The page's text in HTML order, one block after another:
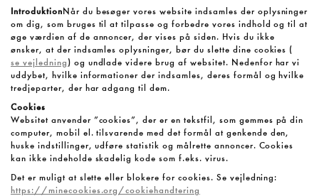
IntroduktionNår du besøger vores website indsamles der oplysninger
om dig, som bruges til at tilpasse og forbedre vores indhold og til at
øge værdien af de annoncer, der vises på siden. Hvis du ikke
ønsker, at der indsamles oplysninger, bør du slette dine cookies (
se vejledning ) og undlade videre brug af websitet. Nedenfor har vi
uddybet, hvilke informationer der indsamles, deres formål og hvilke
tredjeparter, der har adgang til dem.
Cookies
Websitet anvender ”cookies”, der er en tekstfil, som gemmes på din
computer, mobil el. tilsvarende med det formål at genkende den,
huske indstillinger, udføre statistik og målrette annoncer. Cookies
kan ikke indeholde skadelig kode som f.eks. virus.
Det er muligt at slette eller blokere for cookies. Se vejledning:
https://minecookies.org/cookiehandtering